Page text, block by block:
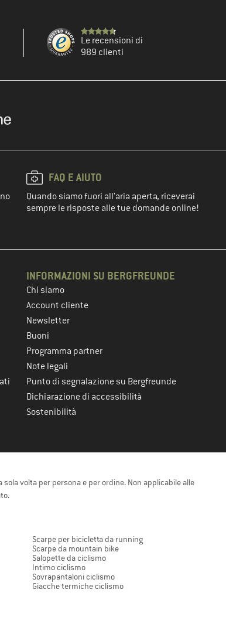
Le recensioni di
989 clienti
FAQ E AIUTO
Quando siamo fuori all'aria aperta, riceverai
sempre le risposte alle tue domande online!
INFORMAZIONI SU BERGFREUNDE
Chi siamo
Account cliente
Newsletter
Buoni
Programma partner
Note legali
Punto di segnalazione su Bergfreunde
Dichiarazione di accessibilità
Sostenibilità
volta per persona e per ordine. Non applicabile alle
Scarpe per bicicletta da running
Scarpe da mountain bike
Salopette da ciclismo
Intimo ciclismo
Sovrapantaloni ciclismo
Giacche termiche ciclismo